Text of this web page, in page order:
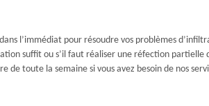
l’immédiat pour résoudre vos problèmes
suffit ou s’il faut réaliser une réfection partielle
toute la semaine si vous avez besoin de nos